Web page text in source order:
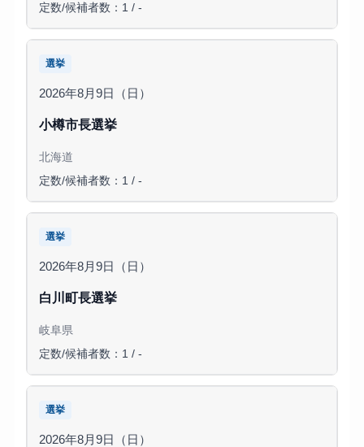
定数/候補者数：1 / -
選挙
2026年8月9日（日）
小樽市長選挙
北海道
定数/候補者数：1 / -
選挙
2026年8月9日（日）
白川町長選挙
岐阜県
定数/候補者数：1 / -
選挙
2026年8月9日（日）